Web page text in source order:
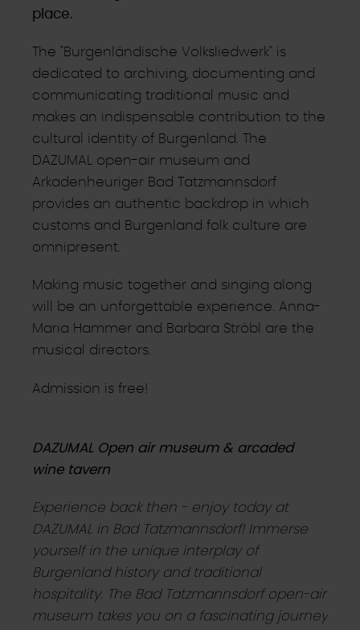
place.
The "Burgenländische Volksliedwerk" is
dedicated to archiving, documenting and
communicating traditional music and
makes an indispensable contribution to the
cultural identity of Burgenland. The
DAZUMAL open-air museum and
Arkadenheuriger Bad Tatzmannsdorf
provides an authentic backdrop in which
customs and Burgenland folk culture are
omnipresent.
Making music together and singing along
will be an unforgettable experience. Anna-
Maria Hammer and Barbara Ströbl are the
musical directors.
Admission is free!
DAZUMAL Open air museum & arcaded
wine tavern
Experience back then - enjoy today at
DAZUMAL in Bad Tatzmannsdorf! Immerse
yourself in the unique interplay of
Burgenland history and traditional
hospitality. The Bad Tatzmannsdorf open-air
museum takes you on a fascinating journey